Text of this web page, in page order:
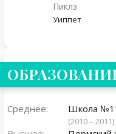
Пиклз
Уиппет
Среднее: Школа
(2010 – 2011)